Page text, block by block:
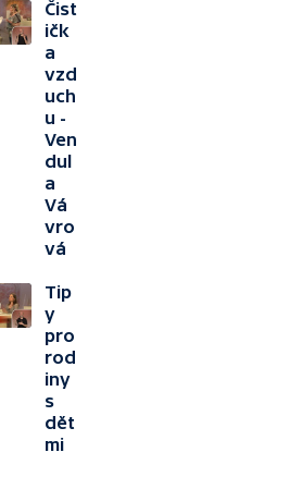
Čist
ičk
a
vzd
uch
u -
Ven
dul
a
Vá
vro
vá
Tip
y
pro
rod
iny
s
dět
mi